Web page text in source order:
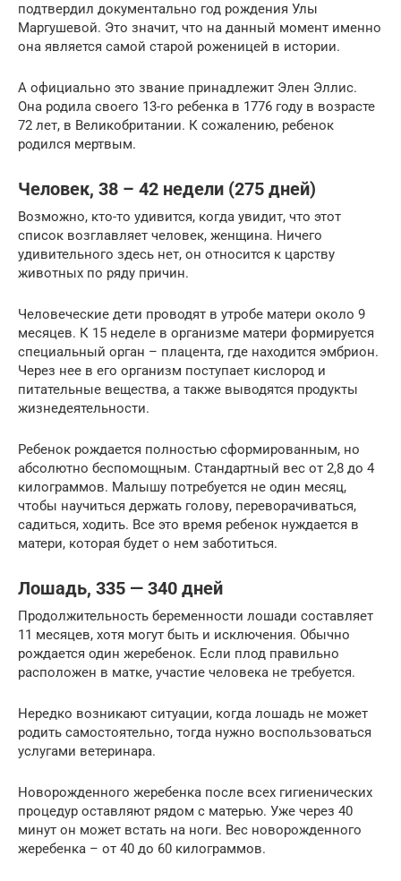
подтвердил документально год рождения Улы
Маргушевой. Это значит, что на данный момент именно
она является самой старой роженицей в истории.
А официально это звание принадлежит Элен Эллис.
Она родила своего 13-го ребенка в 1776 году в возрасте
72 лет, в Великобритании. К сожалению, ребенок
родился мертвым.
Человек, 38 – 42 недели (275 дней)
Возможно, кто-то удивится, когда увидит, что этот
список возглавляет человек, женщина. Ничего
удивительного здесь нет, он относится к царству
животных по ряду причин.
Человеческие дети проводят в утробе матери около 9
месяцев. К 15 неделе в организме матери формируется
специальный орган – плацента, где находится эмбрион.
Через нее в его организм поступает кислород и
питательные вещества, а также выводятся продукты
жизнедеятельности.
Ребенок рождается полностью сформированным, но
абсолютно беспомощным. Стандартный вес от 2,8 до 4
килограммов. Малышу потребуется не один месяц,
чтобы научиться держать голову, переворачиваться,
садиться, ходить. Все это время ребенок нуждается в
матери, которая будет о нем заботиться.
Лошадь, 335 — 340 дней
Продолжительность беременности лошади составляет
11 месяцев, хотя могут быть и исключения. Обычно
рождается один жеребенок. Если плод правильно
расположен в матке, участие человека не требуется.
Нередко возникают ситуации, когда лошадь не может
родить самостоятельно, тогда нужно воспользоваться
услугами ветеринара.
Новорожденного жеребенка после всех гигиенических
процедур оставляют рядом с матерью. Уже через 40
минут он может встать на ноги. Вес новорожденного
жеребенка – от 40 до 60 килограммов.